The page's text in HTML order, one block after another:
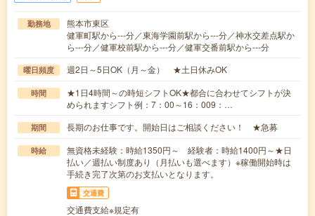
勤務地
熊本市東区
健軍町駅から---分／東海学園前駅から---分／神水交差点駅か
ら---分／健軍校前駅から---分／健軍交番前駅から---分
曜日頻度 週2日～5日OK（月～金） ★土日休みOK
時間
★1日4時間～の時短シフトOK★都合に合わせてシフトが決
められますシフト例：7：00～16：009：…
期間 長期のお仕事です。開始日はご相談ください！ ★急募
時給
無資格未経験：時給1350円～ 経験者：時給1400円～★日
払い／週払い制度あり（月払いも選べます）※稼働開始時は
手続き完了次第のお支払いとなります。
交通費
交通費支給※規定有